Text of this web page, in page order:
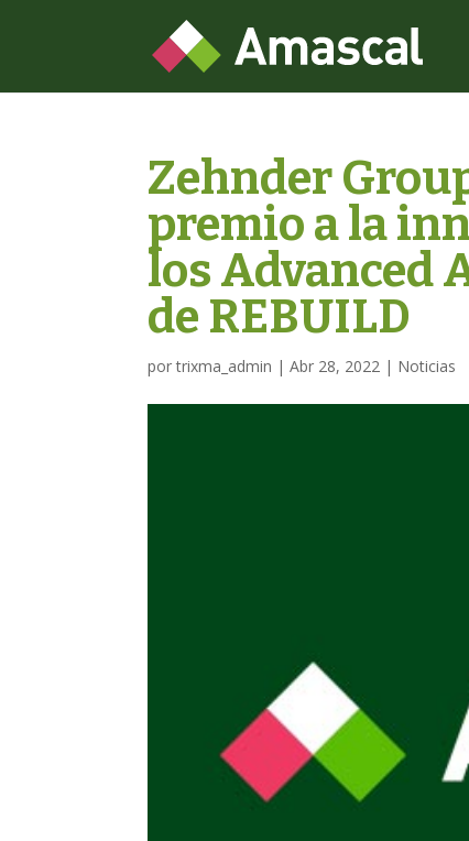
Zehnder
premio a la
los Advanced
de REBUILD
portrixma_admin |Abr 28, 2022 | Noticias